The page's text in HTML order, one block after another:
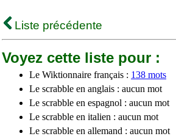
Liste précédente
Voyez cette liste pour :
Le Wiktionnaire français : 138 mots
Le scrabble en anglais : aucun mot
Le scrabble en espagnol : aucun mot
Le scrabble en italien : aucun mot
Le scrabble en allemand : aucun mot